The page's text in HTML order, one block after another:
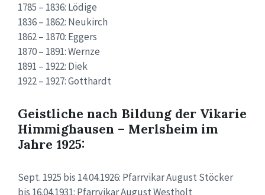
1785 – 1836: Lödige
1836 – 1862: Neukirch
1862 – 1870: Eggers
1870 – 1891: Wernze
1891 – 1922: Diek
1922 – 1927: Gotthardt
Geistliche nach Bildung der Vikarie
Himmighausen – Merlsheim im
Jahre 1925:
Sept. 1925 bis 14.04.1926: Pfarrvikar August Stöcker
bis 16.04.1931: Pfarrvikar August Westholt